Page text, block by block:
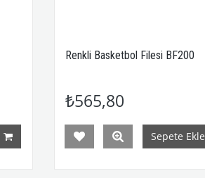
Renkli Basketbol Filesi BF200
₺565,80
Sepete Ekle